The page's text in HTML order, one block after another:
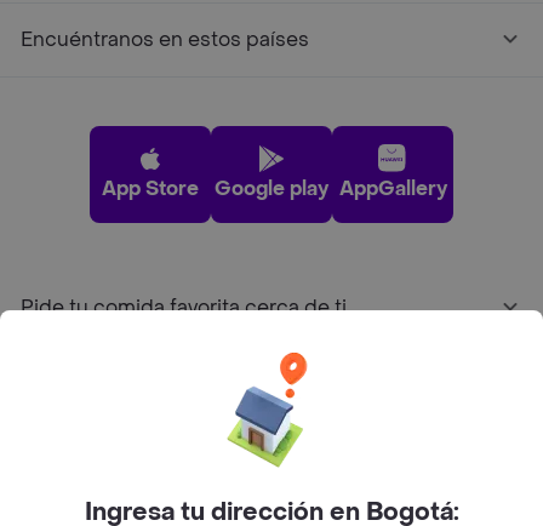
Encuéntranos en estos países
App Store Google play AppGallery
Pide tu comida favorita cerca de ti
Ingresa tu dirección en Bogotá: